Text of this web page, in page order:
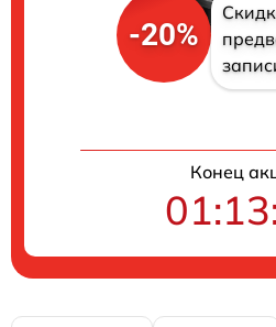
-20%
Конец